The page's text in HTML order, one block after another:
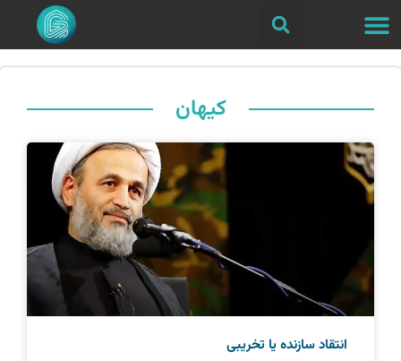
کیهان
انتقاد سازنده یا تخریبی